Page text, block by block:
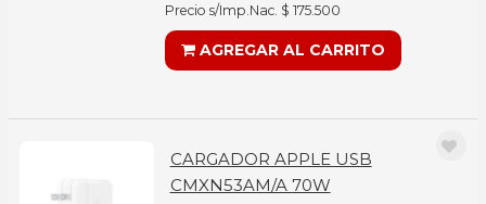
Precio s/Imp.Nac. $ 175.500
AGREGAR AL CARRITO
CARGADOR APPLE USB
CMXN53AM/A 70W